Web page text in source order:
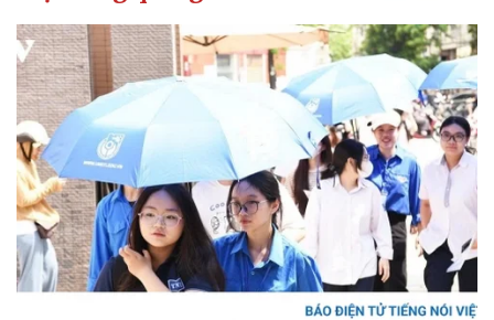
Kinh tế
Bất động sản
Khởi nghiệp
Thị trường
Giá vàng
Tiêu dùng
Tỷ giá
Chứng khoán
Giá cà phê